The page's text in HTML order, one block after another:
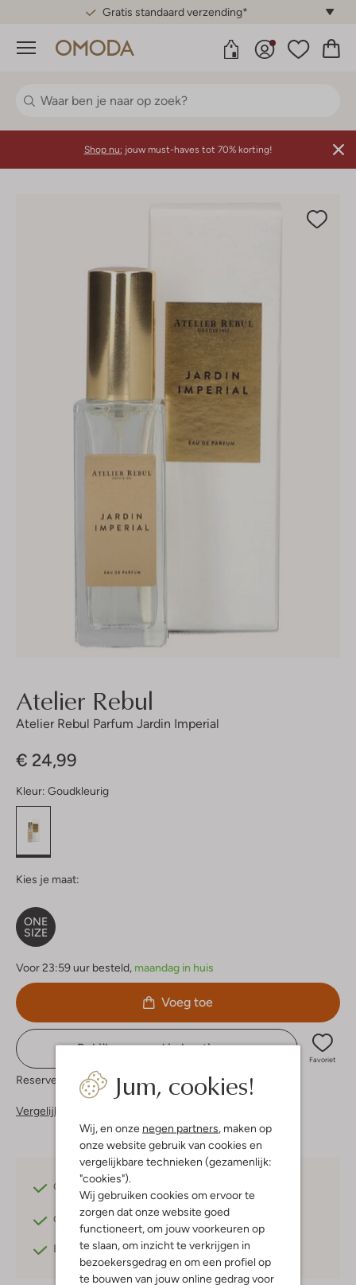
Gratis standaard verzending*
Menu
Jum, cookies!
Wij, en onze negen partners , maken op
onze website gebruik van cookies en
vergelijkbare technieken (gezamenlijk:
"cookies").
Wij gebruiken cookies om ervoor te
zorgen dat onze website goed
functioneert, om jouw voorkeuren op
te slaan, om inzicht te verkrijgen in
bezoekersgedrag en om een profiel op
te bouwen van jouw online gedrag voor
Shop nu: jouw must-haves tot 70% korting!
Atelier Rebul
Atelier Rebul Parfum Jardin Imperial
€ 24,99
Kleur: Goudkleurig
Kies je maat:
ONE
SIZE
Voor 23:59 uur besteld, maandag in huis
Voeg toe
Bekijk voorraad in boutiques
Favoriet
Reserveer direct in een van onze 37 boutiques
Vergelijkbare items
Gratis verzending
Gratis retourneren binnen 30 dagen*
Betaal achterafmet Klarna